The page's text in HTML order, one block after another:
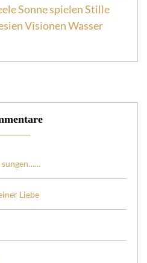
SonnespielenStille
VisionenWasser
sungen……
Liebe